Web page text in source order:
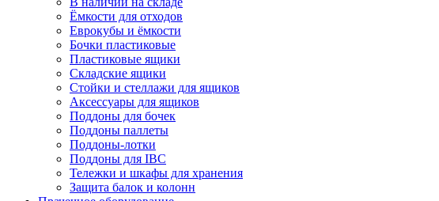
Ёмкости для отходов
Еврокубы и ёмкости
Бочки пластиковые
Пластиковые ящики
Складские ящики
Стойки и стеллажи для ящиков
Аксессуары для ящиков
Поддоны для бочек
Поддоны паллеты
Поддоны-лотки
Поддоны для IBC
Тележки и шкафы для хранения
Защита балок и колонн